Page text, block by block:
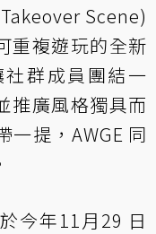
Scene)
重複遊玩的全新
群成員團結一
推廣風格獨具而
一提，AWGE 同
今年11月29 日